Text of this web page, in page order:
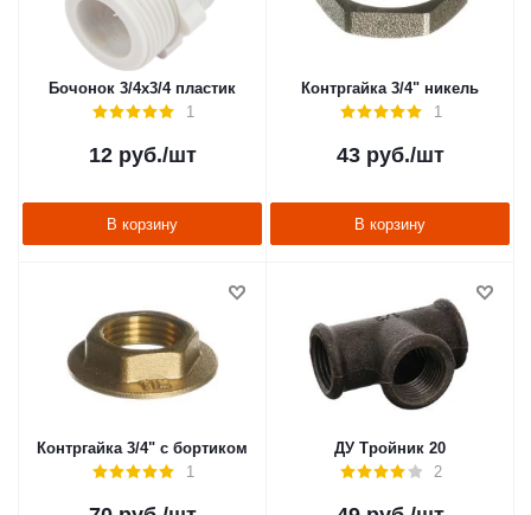
Бочонок 3/4х3/4 пластик
1
12руб./шт
В корзину
Контргайка 3/4" никель
1
43руб./шт
В корзину
Контргайка 3/4" с бортиком
1
ДУ Тройник 20
2